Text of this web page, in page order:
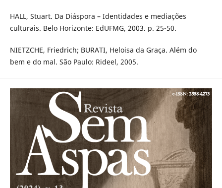
HALL, Stuart. Da Diáspora – Identidades e mediações
culturais. Belo Horizonte: EdUFMG, 2003. p. 25-50.
NIETZCHE, Friedrich; BURATI, Heloisa da Graça. Além do
bem e do mal. São Paulo: Rideel, 2005.